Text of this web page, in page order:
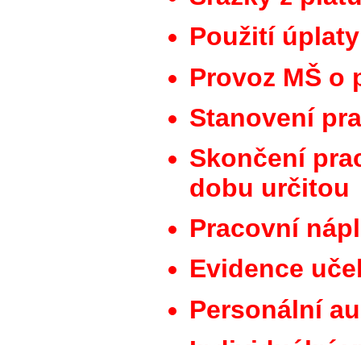
Použití
Provoz MŠ o
Stanovení
Skončení
dobu určitou
Pracovní
Evidence
Personální